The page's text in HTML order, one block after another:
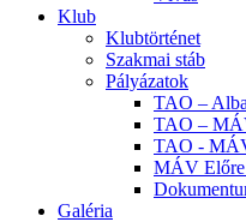
Klub
Klubtörténet
Szakmai stáb
Pályázatok
TAO –
TAO –
TAO -
MÁV Előre
Galéria